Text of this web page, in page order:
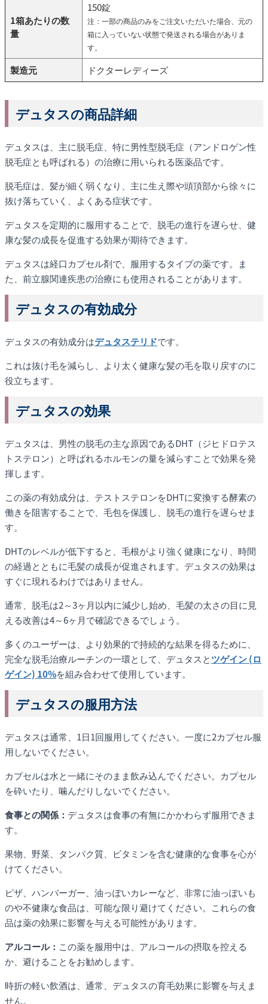
1箱あたりの数
量
150錠
注：一部の商品のみをご注文いただいた場合、元の
箱に入っていない状態で発送される場合がありま
す。
製造元 ドクターレディーズ
デュタスの商品詳細
デュタスは、主に脱毛症、特に男性型脱毛症（アンドロゲン性
脱毛症とも呼ばれる）の治療に用いられる医薬品です。
脱毛症は、髪が細く弱くなり、主に生え際や頭頂部から徐々に
抜け落ちていく、よくある症状です。
デュタスを定期的に服用することで、脱毛の進行を遅らせ、健
康な髪の成長を促進する効果が期待できます。
デュタスは経口カプセル剤で、服用するタイプの薬です。ま
た、前立腺関連疾患の治療にも使用されることがあります。
デュタスの有効成分
デュタスの有効成分はデュタステリドです。
これは抜け毛を減らし、より太く健康な髪の毛を取り戻すのに
役立ちます。
デュタスの効果
デュタスは、男性の脱毛の主な原因であるDHT（ジヒドロテス
トステロン）と呼ばれるホルモンの量を減らすことで効果を発
揮します。
この薬の有効成分は、テストステロンをDHTに変換する酵素の
働きを阻害することで、毛包を保護し、脱毛の進行を遅らせま
す。
DHTのレベルが低下すると、毛根がより強く健康になり、時間
の経過とともに毛髪の成長が促進されます。デュタスの効果は
すぐに現れるわけではありません。
通常、脱毛は2～3ヶ月以内に減少し始め、毛髪の太さの目に見
える改善は4～6ヶ月で確認できるでしょう。
多くのユーザーは、より効果的で持続的な結果を得るために、
完全な脱毛治療ルーチンの一環として、デュタスとツゲイン (ロ
ゲイン) 10%を組み合わせて使用​​しています。
デュタスの服用方法
デュタスは通常、1日1回服用してください。一度に2カプセル服
用しないでください。
カプセルは水と一緒にそのまま飲み込んでください。カプセル
を砕いたり、噛んだりしないでください。
食事との関係： デュタスは食事の有無にかかわらず服用できま
す。
果物、野菜、タンパク質、ビタミンを含む健康的な食事を心が
けてください。
ピザ、ハンバーガー、油っぽいカレーなど、非常に油っぽいも
のや不健康な食品は、可能な限り避けてください。これらの食
品は薬の効果に影響を与える可能性があります。
アルコール： この薬を服用中は、アルコールの摂取を控える
か、避けることをお勧めします。
時折の軽い飲酒は、通常、デュタスの育毛効果に影響を与えま
せん。